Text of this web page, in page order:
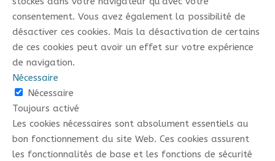
consentement. Vous avez également la possibilité de
désactiver ces cookies. Mais la désactivation de certains
de ces cookies peut avoir un effet sur votre expérience
de navigation.
Nécessaire
Nécessaire
Toujours activé
Les cookies nécessaires sont absolument essentiels au
bon fonctionnement du site Web. Ces cookies assurent
les fonctionnalités de base et les fonctions de sécurité